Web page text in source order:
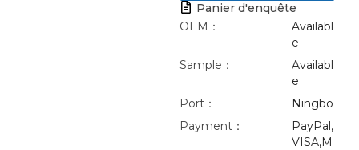
Panier d'enquête
OEM：
Availabl
e
Sample：
Availabl
e
Port：
Ningbo
Payment：
PayPal,
VISA,M